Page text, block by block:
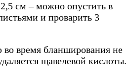
см – можно опустить в
и проварить 3
во время бланширования не
щавелевой кислоты.